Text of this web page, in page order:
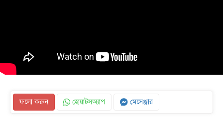
ফলো করুন হোয়াটসঅ্যাপ মেসেঞ্জার